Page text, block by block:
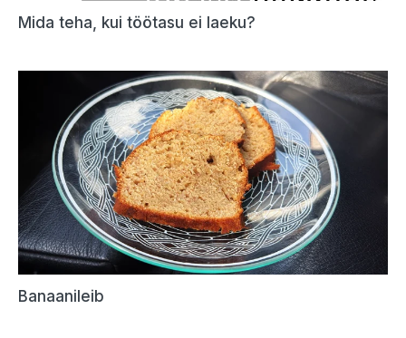
Mida teha, kui töötasu ei laeku?
Banaanileib